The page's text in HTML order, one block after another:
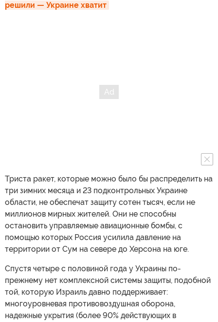
решили — Украине хватит
Триста ракет, которые можно было бы распределить на
три зимних месяца и 23 подконтрольных Украине
области, не обеспечат защиту сотен тысяч, если не
миллионов мирных жителей. Они не способны
остановить управляемые авиационные бомбы, с
помощью которых Россия усилила давление на
территории от Сум на севере до Херсона на юге.
Спустя четыре с половиной года у Украины по-
прежнему нет комплексной системы защиты, подобной
той, которую Израиль давно поддерживает:
многоуровневая противовоздушная оборона,
надежные укрытия (более 90% действующих в